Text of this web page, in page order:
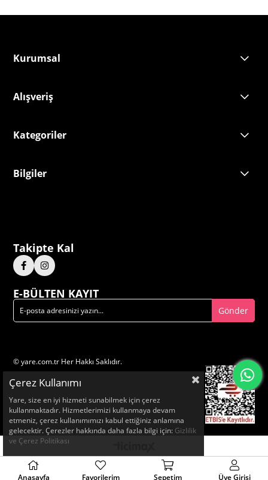
Kurumsal
Alışveriş
Kategoriler
Bilgiler
Takipte Kal
E-BÜLTEN KAYIT
Gönder
© yare.com.tr Her Hakkı Saklıdır.
Çerez Kullanımı
Yare, size en iyi hizmeti sunabilmek için çerez
kullanmaktadır. Hizmetlerimizi kullanmaya devam
etmeniz, çerez kullanımımızı kabul ettiğiniz anlamına
gelecektir. Çerezler hakkında daha fazla bilgi için: Gizlilik
ve Çerez Politikası
Anasayfa Favorilerim Sepetim Üye Girişi